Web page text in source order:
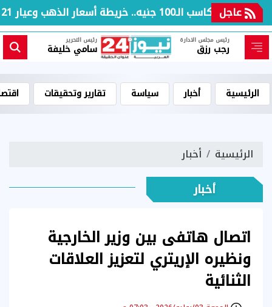
عاجل
بعد مكاسب الـ100 جنيه.. خريطة أسعار الذهب وعيار 21 بالعطلة الأسبوعية
رئيس مجلس الادارة
رجب رزق
رئيس التحرير
سامي خليفة
الرئيسية أخبار سياسة تقارير وتحقيقات
الرئيسية أخبار
أخبار
اتصال هاتفى بين وزير الخارجية
ونظيره الإريتري لتعزيز العلاقات
الثنائية